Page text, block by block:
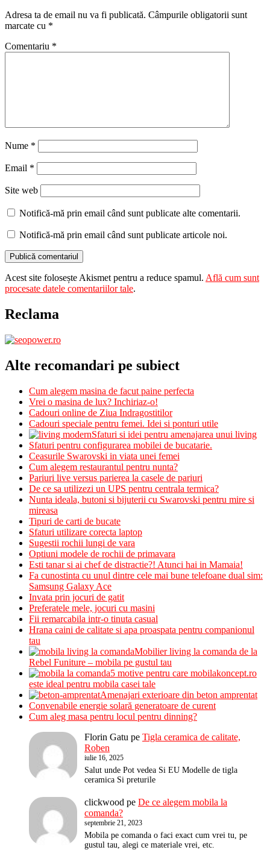
Adresa ta de email nu va fi publicată. Câmpurile obligatorii sunt
marcate cu *
Comentariu *
Nume *
Email *
Site web
Notifică-mă prin email când sunt publicate alte comentarii.
Notifică-mă prin email când sunt publicate articole noi.
Acest site folosește Akismet pentru a reduce spamul. Află cum sunt
procesate datele comentariilor tale.
Reclama
Alte recomandari pe subiect
Cum alegem masina de facut paine perfecta
Vrei o masina de lux? Inchiriaz-o!
Cadouri online de Ziua Indragostitilor
Cadouri speciale pentru femei. Idei si ponturi utile
Sfaturi si idei pentru amenajarea unui living
Sfaturi pentru configurarea mobilei de bucatarie.
Ceasurile Swarovski in viata unei femei
Cum alegem restaurantul pentru nunta?
Pariuri live versus parierea la casele de pariuri
De ce sa utilizezi un UPS pentru centrala termica?
Nunta ideala, butoni si bijuterii cu Swarovski pentru mire si
mireasa
Tipuri de carti de bucate
Sfaturi utilizare corecta laptop
Sugestii rochii lungi de vara
Optiuni modele de rochii de primavara
Esti tanar si ai chef de distractie?! Atunci hai in Mamaia!
Fa cunostinta cu unul dintre cele mai bune telefoane dual sim:
Samsung Galaxy Ace
Invata prin jocuri de gatit
Preferatele mele, jocuri cu masini
Fii remarcabila intr-o tinuta casual
Hrana caini de calitate si apa proaspata pentru companionul
tau
Mobilier living la comanda de la
Rebel Funiture – mobila pe gustul tau
5 motive pentru care mobilakoncept.ro
este ideal pentru mobila casei tale
Amenajari exterioare din beton amprentat
Convenabile energie solară generatoare de curent
Cum aleg masa pentru locul pentru dinning?
Florin Gatu pe Tigla ceramica de calitate,
Roben
iulie 16, 2025
Salut unde Pot vedea Si EU Modelle de tigla
ceramica Si preturile
clickwood pe De ce alegem mobila la
comanda?
septembrie 21, 2023
Mobila pe comanda o faci exact cum vrei tu, pe
gustul tau, alegi ce materiale vrei, etc.